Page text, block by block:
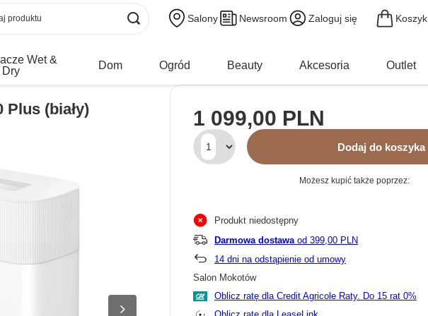
Salony Newsroom Zaloguj się Koszyk
Wet &
Dry
Dom Ogród Beauty Akcesoria Outlet
Plus (biały) 1 099,00 PLN
Dodaj do koszyka
Możesz kupić także poprzez:
Produkt niedostępny
Darmowa dostawa od 399,00 PLN
14 dni na odstąpienie od umowy
Salon Mokotów
Oblicz ratę dla Credit Agricole Raty.